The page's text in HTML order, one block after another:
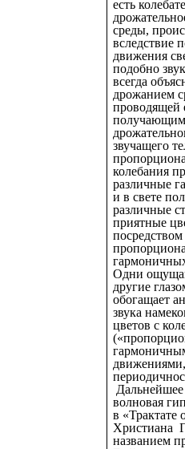
есть
среды,
вследствие
движения
подобно
всегда
дрожанием
проводящей
звучащего
колебания
различные
и в свете
различные
приятные
Одни
другие
обогащает
звука
цветов с
Дальнейшее
волновая
в «Трактате
Христиана
названием